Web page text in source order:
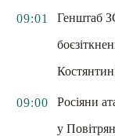
09:01
Генштаб
09:00
Росіяни
у